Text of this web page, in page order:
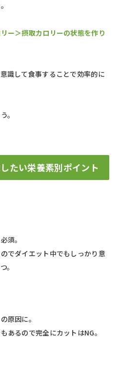
ー＞摂取カロリーの状態を作り
識して食事することで効率的に
。
たい栄養素別ポイント
須。
でダイエット中でもしっかり意
。
原因に。
あるので完全にカットはNG。